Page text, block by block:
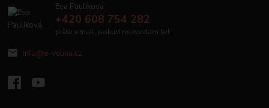
Eva Paulíková
+420 608 754 282
pište email, pokud nezvedám tel.
info@e-velina.cz